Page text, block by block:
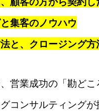
集客のノウハウ
と、クロージング方
営業成功の「勘ど
コンサルティング